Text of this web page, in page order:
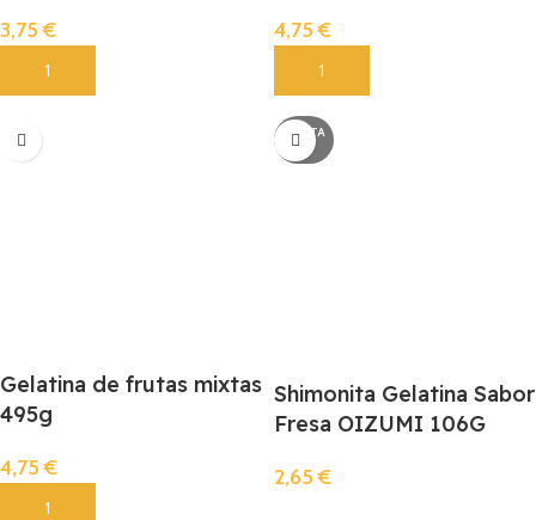
3,75€
Añadir
4,75€
Añadir
Gelatina de frutas mixtas
495g
4,75€
Añadir
AGOTA
DO
Shimonita Gelatina Sabor
Fresa OIZUMI 106G
2,65€